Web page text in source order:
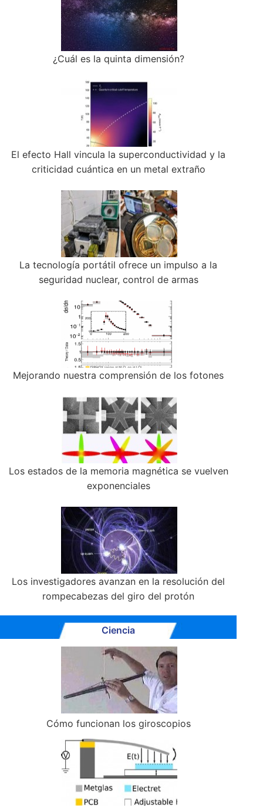
¿Cuál es la quinta dimensión?
El efecto Hall vincula la superconductividad y la
criticidad cuántica en un metal extraño
La tecnología portátil ofrece un impulso a la
seguridad nuclear, control de armas
Mejorando nuestra comprensión de los fotones
Los estados de la memoria magnética se vuelven
exponenciales
Los investigadores avanzan en la resolución del
rompecabezas del giro del protón
Ciencia
Cómo funcionan los giroscopios